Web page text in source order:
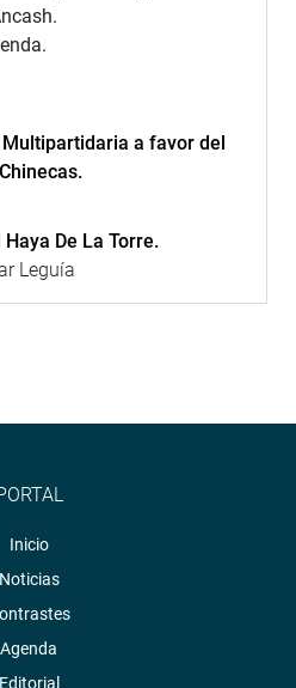
a favor del
De La Torre.
Leguía
Inicio
Noticias
Agenda
Editorial